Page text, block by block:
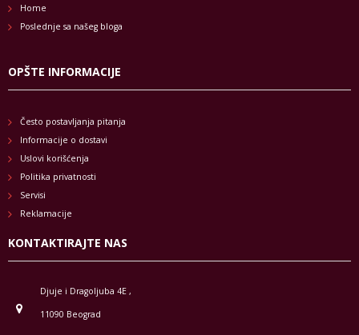
Home
Poslednje sa našeg bloga
OPŠTE INFORMACIJE
Često postavljanja pitanja
Informacije o dostavi
Uslovi korišćenja
Politika privatnosti
Servisi
Reklamacije
KONTAKTIRAJTE NAS
Djuje i Dragoljuba 4E ,
11090 Beograd